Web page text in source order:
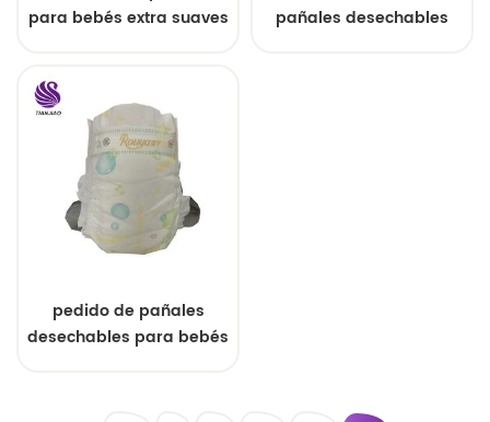
para bebés extra suaves
pañales desechables
pedido de pañales
desechables para bebés